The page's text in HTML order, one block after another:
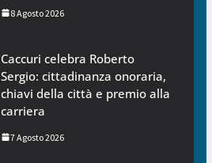
8 Agosto 2026
Caccuri celebra Roberto
Sergio: cittadinanza onoraria,
chiavi della città e premio alla
carriera
7 Agosto 2026